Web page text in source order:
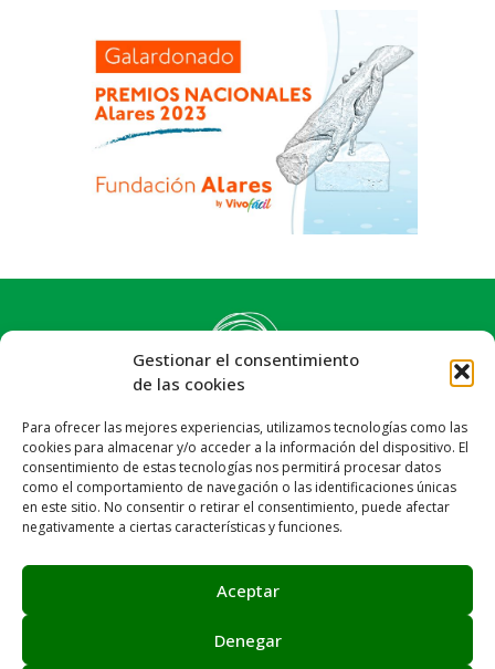
Gestionar el consentimiento
de las cookies
Para ofrecer las mejores experiencias, utilizamos tecnologías como las
cookies para almacenar y/o acceder a la información del dispositivo. El
consentimiento de estas tecnologías nos permitirá procesar datos
como el comportamiento de navegación o las identificaciones únicas
en este sitio. No consentir o retirar el consentimiento, puede afectar
negativamente a ciertas características y funciones.
Aceptar
Denegar
Síguenos:
Email: info@achalay.es
Aviso legal
Mapa web